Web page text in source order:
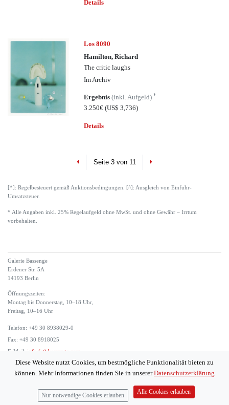
Details
Los 8090
Hamilton, Richard
The critic laughs
Im Archiv
Ergebnis(inkl. Aufgeld)*
3.250€(US$ 3,736)
Details
PreviousSeite 3 von 11 Next
[*]: Regelbesteuert gemäß Auktionsbedingungen. [^]: Ausgleich von Einfuhr-
Umsatzsteuer.
* Alle Angaben inkl. 25% Regelaufgeld ohne MwSt. und ohne Gewähr – Irrtum
vorbehalten.
Galerie Bassenge
Erdener Str. 5A
14193 Berlin
Öffnungszeiten:
Montag bis Donnerstag, 10–18 Uhr,
Freitag, 10–16 Uhr
Telefon: +49 30 8938029-0
Fax: +49 30 8918025
E-Mail: info (at) bassenge.com
Diese Website nutzt Cookies, um bestmögliche Funktionalität bieten zu
können. Mehr Informationen finden Sie in unsererDatenschutzerklärung
Nur notwendige Cookies erlauben
Alle Cookies erlauben